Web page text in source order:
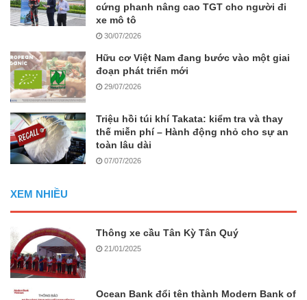
cứng phanh nâng cao TGT cho người đi
xe mô tô
30/07/2026
Hữu cơ Việt Nam đang bước vào một giai
đoạn phát triển mới
29/07/2026
Triệu hồi túi khí Takata: kiểm tra và thay
thế miễn phí – Hành động nhỏ cho sự an
toàn lâu dài
07/07/2026
XEM NHIỀU
Thông xe cầu Tân Kỳ Tân Quý
21/01/2025
Ocean Bank đổi tên thành Modern Bank of